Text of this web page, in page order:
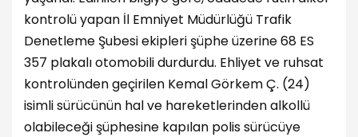
kontrolü yapan İl Emniyet Müdürlüğü Trafik
Denetleme Şubesi ekipleri şüphe üzerine 68 ES
357 plakalı otomobili durdurdu. Ehliyet ve ruhsat
kontrolünden geçirilen Kemal Görkem Ç. (24)
isimli sürücünün hal ve hareketlerinden alkollü
olabileceği şüphesine kapılan polis sürücüye